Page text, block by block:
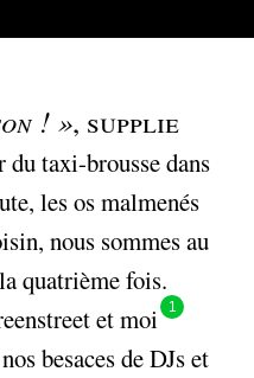
! », supplie
du taxi-brousse dans
les os malmenés
nous sommes au
quatrième fois.
et moi
1
besaces de DJs et